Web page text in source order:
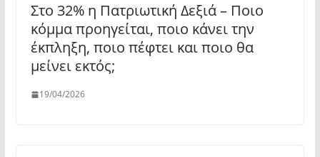
Στο 32% η Πατριωτική Δεξιά – Ποιο
κόμμα προηγείται, ποιο κάνει την
έκπληξη, ποιο πέφτει και ποιο θα
μείνει εκτός;
19/04/2026